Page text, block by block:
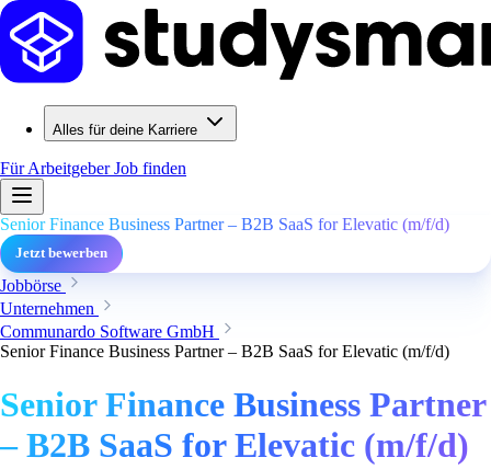
Alles für deine Karriere
Für ArbeitgeberJob finden
Senior Finance Business Partner – B2B SaaS for Elevatic (m/f/d)
Jetzt bewerben
Jobbörse
Unternehmen
Communardo Software GmbH
Senior Finance Business Partner – B2B SaaS for Elevatic (m/f/d)
Senior Finance Business Partner
– B2B SaaS for Elevatic (m/f/d)